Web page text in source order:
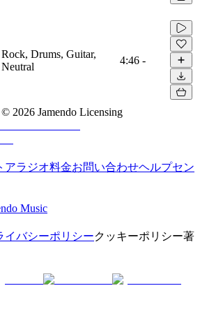
Rock, Drums, Guitar,
Neutral
4:46 -
© 2026 Jamendo Licensing
アラジオ料金お問い合わせヘルプセン
Music
イバシーポリシークッキーポリシー著